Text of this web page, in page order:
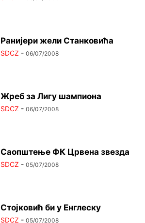
Ранијери жели Станковића
SDCZ - 06/07/2008
Жреб за Лигу шампиона
SDCZ - 06/07/2008
Саопштење ФК Црвена звезда
SDCZ - 05/07/2008
Стојковић би у Енглеску
SDCZ - 05/07/2008